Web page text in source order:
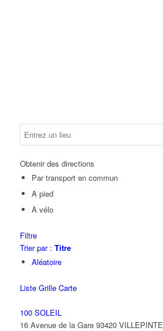
Obtenir des directions
Par transport en commun
A pied
À vélo
Filtre
Trier par : Titre
Aléatoire
Liste Grille Carte
100 SOLEIL
16 Avenue de la Gare 93420 VILLEPINTE